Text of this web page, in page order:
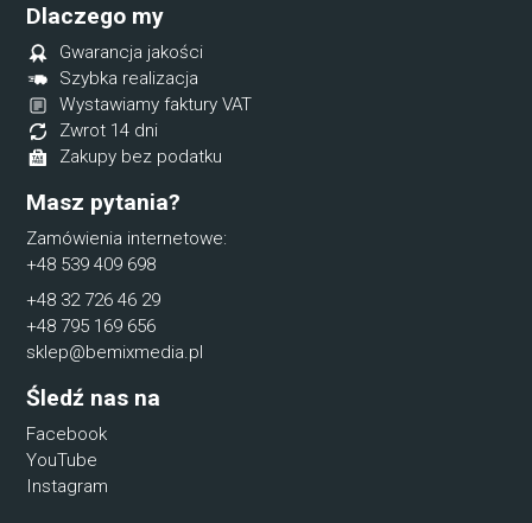
Dlaczego my
Gwarancja jakości
Szybka realizacja
Wystawiamy faktury VAT
Zwrot 14 dni
Zakupy bez podatku
Masz pytania?
Zamówienia internetowe:
+48 539 409 698
+48 32 726 46 29
+48 795 169 656
sklep@bemixmedia.pl
Śledź nas na
Facebook
YouTube
Instagram